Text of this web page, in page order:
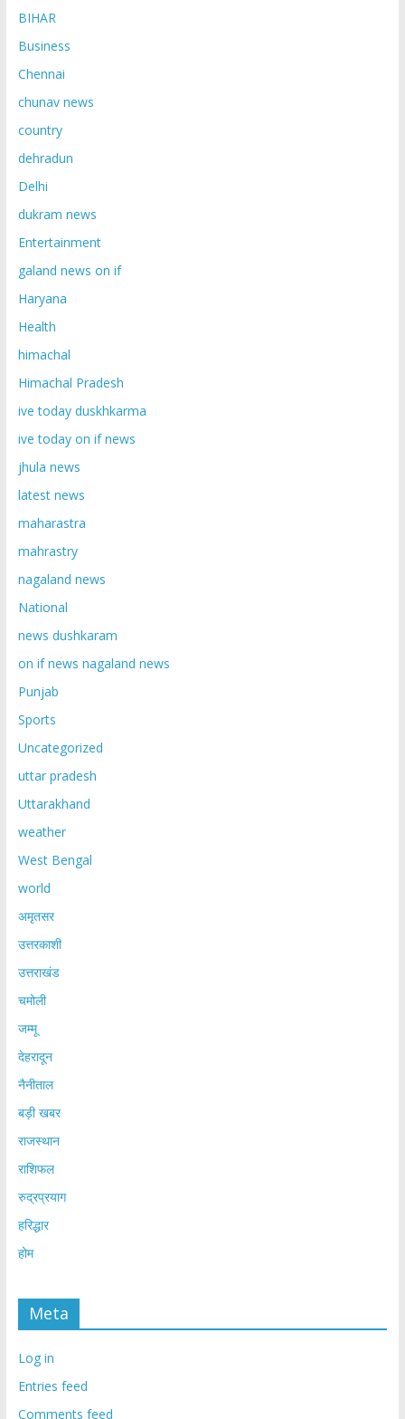
BIHAR
Business
Chennai
chunav news
country
dehradun
Delhi
dukram news
Entertainment
galand news on if
Haryana
Health
himachal
Himachal Pradesh
ive today duskhkarma
ive today on if news
jhula news
latest news
maharastra
mahrastry
nagaland news
National
news dushkaram
on if news nagaland news
Punjab
Sports
Uncategorized
uttar pradesh
Uttarakhand
weather
West Bengal
world
अमृतसर
उत्तरकाशी
उत्तराखंड
चमोली
जम्मू
देहरादून
नैनीताल
बड़ी खबर
राजस्थान
राशिफल
रुद्रप्रयाग
हरिद्धार
होम
Meta
Log in
Entries feed
Comments feed